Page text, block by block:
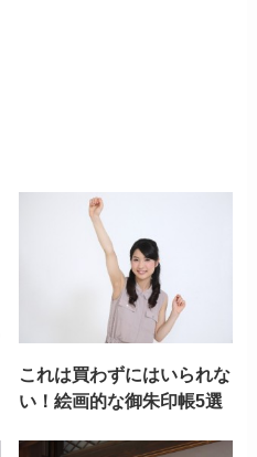
これは買わずにはいられな
い！絵画的な御朱印帳5選